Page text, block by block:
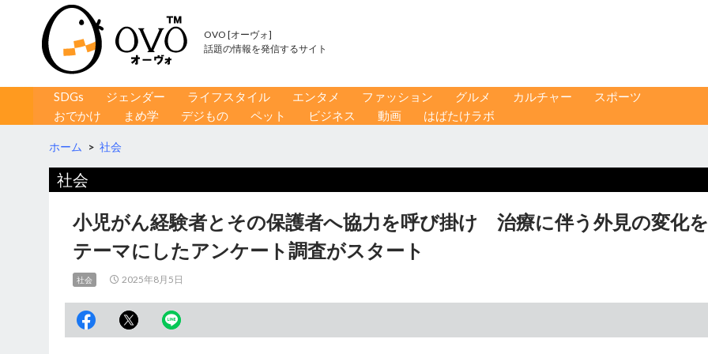
OVO [オーヴォ]
話題の情報を発信するサイト
コンテンツへ移動
SDGs ジェンダー ライフスタイル エンタメ ファッション グルメ カルチャー
スポーツ
おでかけ
まめ学 デジもの ペット ビジネス 動画 はばたけラボ
ホーム > 社会
社会
小児がん経験者とその保護者へ協力を呼び掛け 治療に伴う外見の変化を
テーマにしたアンケート調査がスタート
社会 2025年8月5日